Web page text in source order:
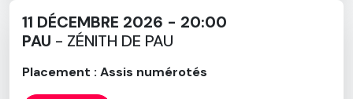
11 DÉCEMBRE 2026 - 20:00
PAU - ZÉNITH DE PAU
Placement : Assis numérotés